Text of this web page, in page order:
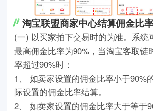
淘宝联盟商家中心结算佣金比率
(一) 以买家拍下交易时的为准。系统
最高佣金比率为90%，当淘宝客取链
率超过90%时：
1、 如卖家设置的佣金比率小于90%
际设置的佣金比率结算。
2、 如卖家设置的佣金比率大于等于